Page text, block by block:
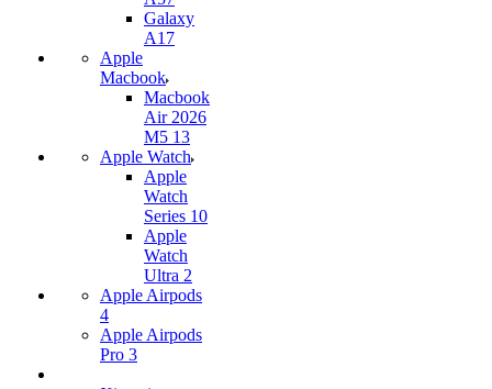
Galaxy
A17
Apple
Macbook
Macbook
Air 2026
M5 13
Apple Watch
Apple
Watch
Series 10
Apple
Watch
Ultra 2
Apple Airpods
4
Apple Airpods
Pro 3